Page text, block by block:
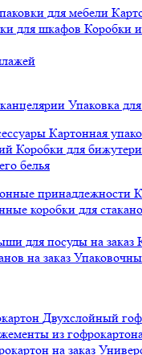
для мебели
для шкафов Коробки
Упаковка
Картонная
Коробки для
белья
принадлежности
коробки для
для посуды на заказ
на заказ
Двухслойный
из
на заказ